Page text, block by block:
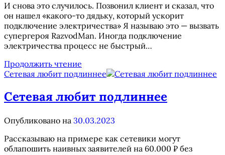
И снова это случилось. Позвонил клиент и сказал, что
он нашел «какого-то дядьку, который ускорит
подключение электричества» Я называю это — вызвать
супергероя RazvodMan. Иногда подключение
электричества процесс не быстрый…
Продолжить чтение
подключения
с
RazvodMan
Сетевая любит подлиннее
Сетевая любит подлиннее
Опубликовано на 30.03.2023
Рассказываю на примере как сетевики могут
облапошить наивных заявителей на 60.000 ₽ без